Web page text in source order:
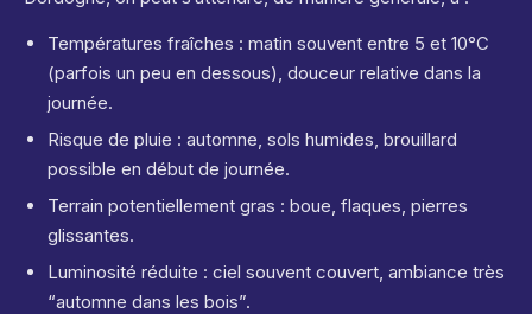
Températures fraîches : matin souvent entre 5 et 10°C
(parfois un peu en dessous), douceur relative dans la
journée.
Risque de pluie : automne, sols humides, brouillard
possible en début de journée.
Terrain potentiellement gras : boue, flaques, pierres
glissantes.
Luminosité réduite : ciel souvent couvert, ambiance très
“automne dans les bois”.